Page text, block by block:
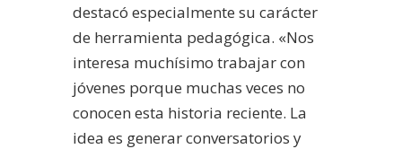
destacó especialmente su carácter
de herramienta pedagógica. «Nos
interesa muchísimo trabajar con
jóvenes porque muchas veces no
conocen esta historia reciente. La
idea es generar conversatorios y